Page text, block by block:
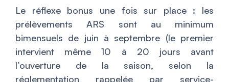
Le réflexe bonus une fois sur place : les
prélèvements ARS sont au minimum
bimensuels de juin à septembre (le premier
intervient même 10 à 20 jours avant
l’ouverture de la saison, selon la
réglementation rappelée par service-